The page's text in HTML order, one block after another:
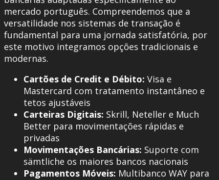
mercado português. Compreendemos que a
versatilidade nos sistemas de transação é
fundamental para uma jornada satisfatória, por
este motivo integramos opções tradicionais e
modernas.
Cartões de Credit e Débito: Visa e
Mastercard com tratamento instantâneo e
tetos ajustáveis
Carteiras Digitais: Skrill, Neteller e Much
Better para movimentações rápidas e
privadas
Movimentações Bancárias: Suporte com
sämtliche os maiores bancos nacionais
Pagamentos Móveis: Multibanco WAY para